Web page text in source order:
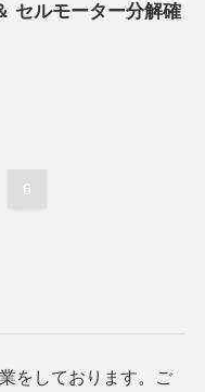
セルモーター分解確
6
をしております。ご